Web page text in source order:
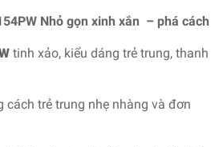
Nhỏ gọn xinh xắn – phá cách
tinh xảo, kiểu dáng trẻ trung, thanh
trẻ trung nhẹ nhàng và đơn